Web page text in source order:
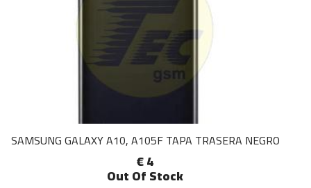
SAMSUNG GALAXY A10, A105F TAPA TRASERA NEGRO
€ 4
Out Of Stock